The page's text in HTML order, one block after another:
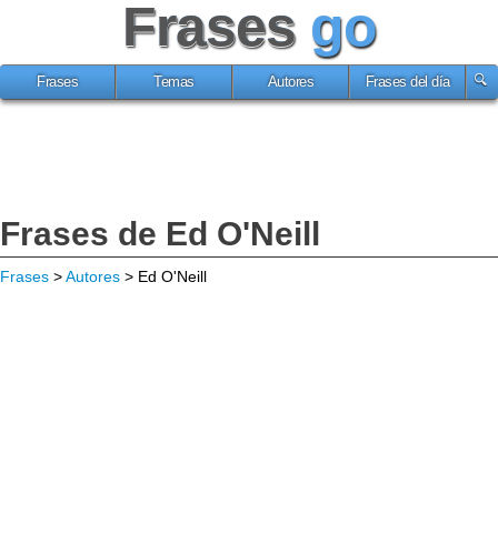
Frases go
Frases Temas Autores Frases del día
Frases de Ed O'Neill
Frases >Autores > Ed O'Neill